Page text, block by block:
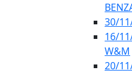
30/
16/
W&M
20/